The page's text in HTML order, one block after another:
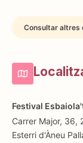
Consultar altres
Festival
Carrer Major, 36,
Esterri d'Àneu